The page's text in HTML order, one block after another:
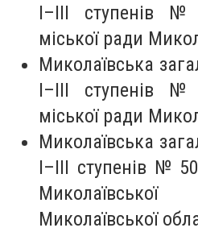
I–III ступенів №
міської ради
Миколаївська
I–III ступенів №
міської ради
Миколаївська
I–III ступенів №
Миколаївської